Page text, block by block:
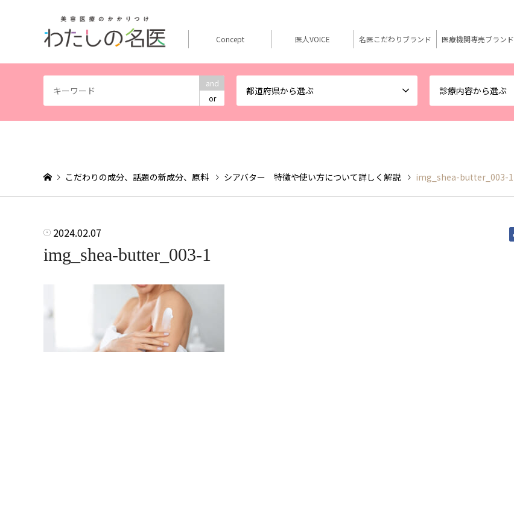
and
or
都道府県から選ぶ 診療内容から選ぶ
Concept 医人VOICE 名医こだわりブランド 医療機関専売ブランド
こだわりの成分、話題の新成分、原料 シアバター 特徴や使い方について詳しく解説 img_shea-butter_003-1
2024.02.07
img_shea-butter_003-1